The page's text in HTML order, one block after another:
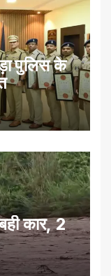
पुलिस के
कार, 2